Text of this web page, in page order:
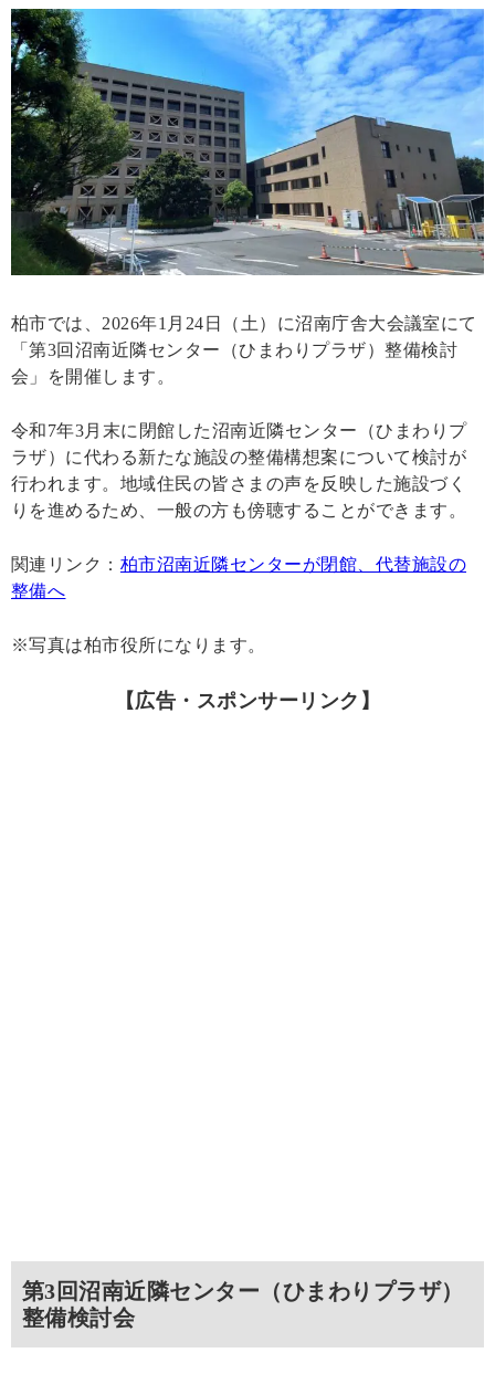
柏市では、2026年1月24日（土）に沼南庁舎大会議室にて
「第3回沼南近隣センター（ひまわりプラザ）整備検討
会」を開催します。
令和7年3月末に閉館した沼南近隣センター（ひまわりプ
ラザ）に代わる新たな施設の整備構想案について検討が
行われます。地域住民の皆さまの声を反映した施設づく
りを進めるため、一般の方も傍聴することができます。
関連リンク： 柏市沼南近隣センターが閉館、代替施設の
整備へ
※写真は柏市役所になります。
【広告・スポンサーリンク】
第3回沼南近隣センター（ひまわりプラザ）
整備検討会